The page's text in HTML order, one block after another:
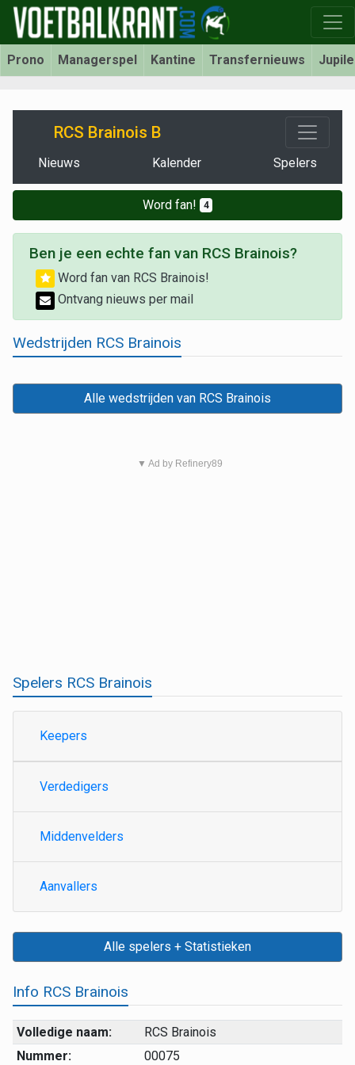
Prono Managerspel Kantine Transfernieuws
RCS Brainois B
Nieuws Kalender Spelers
Word fan! 4
Ben je een echte fan van RCS Brainois?
Word fan van RCS Brainois!
Ontvang nieuws per mail
Wedstrijden RCS Brainois
Alle wedstrijden van RCS Brainois
▼ Ad by Refinery89
Spelers RCS Brainois
Keepers
Verdedigers
Middenvelders
Aanvallers
Alle spelers + Statistieken
Info RCS Brainois
Volledige naam:
RCS Brainois
Nummer:
00075